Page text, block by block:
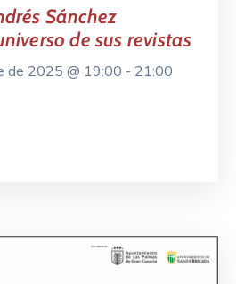
Sánchez
de sus revistas
de 2025 @ 19:00 - 21:00